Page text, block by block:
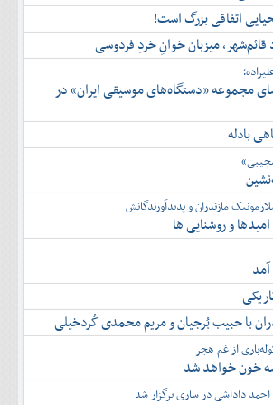
اتفاقی بزرگ است!
قائم‌شهر، میزبان خوانِ خردِ فردوسی
مجموعه «دستگاه‌های موسیقی ایران» در
بادله
مازندران و پدیدآورندگانش
و روشنایی ها
با حبیب بُرجیان و مریم محمدی کُردخیلی
از غم هجر
خون خواهد شد
داداشی در ساری برگزار شد